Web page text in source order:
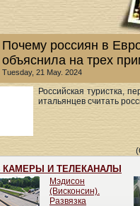
Почему россиян в
объяснила на трех
Tuesday, 21 May. 2024
Российская туристка,
итальянцев считать